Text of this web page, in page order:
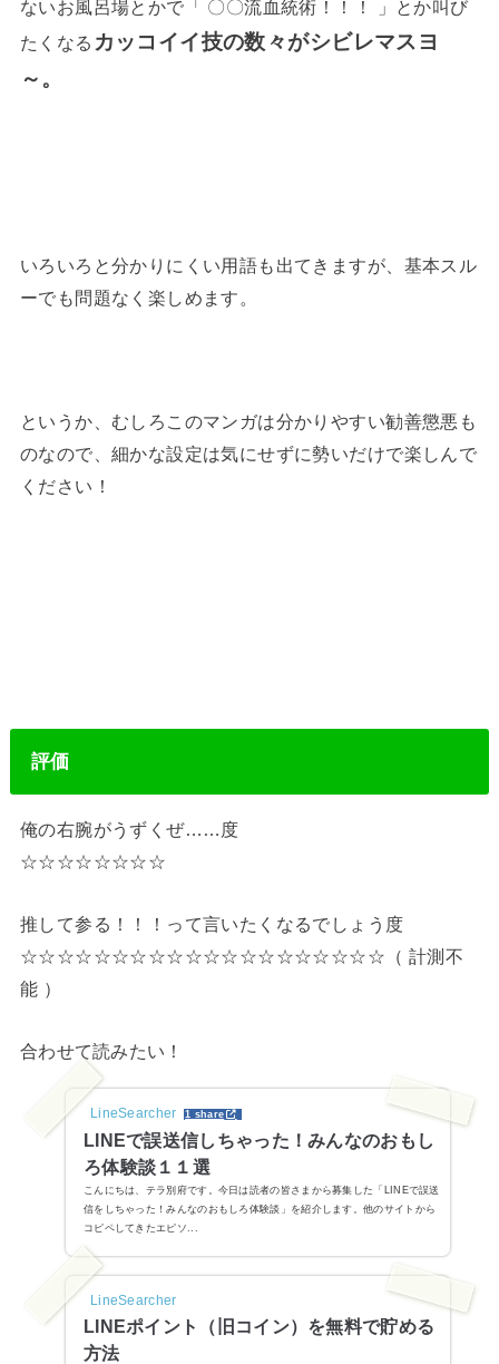
ないお風呂場とかで「 〇〇流血統術！！！ 」とか叫び
たくなる カッコイイ技の数々がシビレマスヨ
～。
いろいろと分かりにくい用語も出てきますが、基本スル
ーでも問題なく楽しめます。
というか、むしろこのマンガは分かりやすい勧善懲悪も
のなので、細かな設定は気にせずに勢いだけで楽しんで
ください！
評価
俺の右腕がうずくぜ……度
☆☆☆☆☆☆☆☆
推して参る！！！って言いたくなるでしょう度
☆☆☆☆☆☆☆☆☆☆☆☆☆☆☆☆☆☆☆☆（ 計測不
能 ）
合わせて読みたい！
LineSearcher 1 share
LINEで誤送信しちゃった！みんなのおもし
ろ体験談１１選
こんにちは、テラ別府です。今日は読者の皆さまから募集した「LINEで誤送
信をしちゃった！みんなのおもしろ体験談」を紹介します。他のサイトから
コピペしてきたエピソ...
LineSearcher
LINEポイント（旧コイン）を無料で貯める
方法